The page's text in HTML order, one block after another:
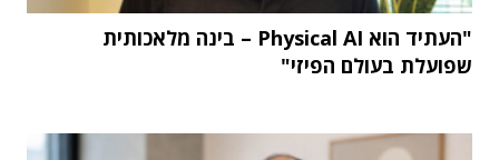
"העתיד הוא Physical AI – בינה מלאכותית
שפועלת בעולם הפיזי"